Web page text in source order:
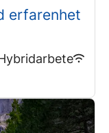
erfarenhet